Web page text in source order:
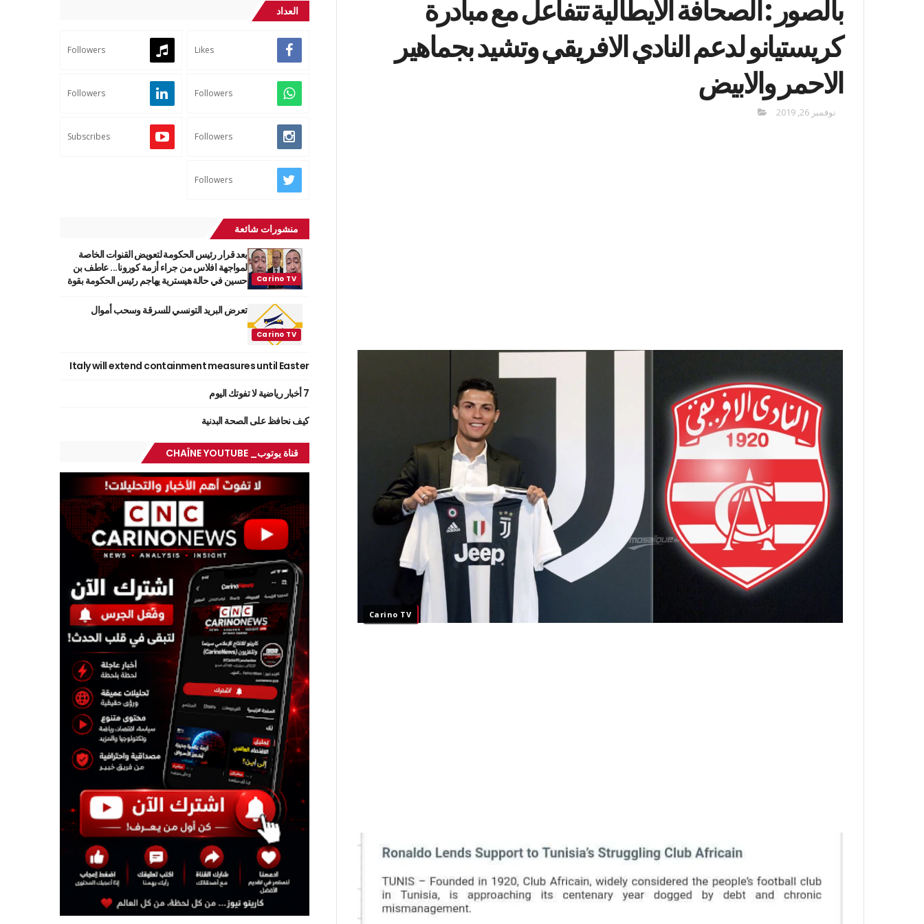
بالصور : الصحافة الايطالية تتفاعل مع مبادرة
كريستيانو لدعم النادي الافريقي وتشيد بجماهير
الاحمر والابيض
نوفمبر 26, 2019
Carino TV
العداد
Likes
Followers
Followers
Followers
Followers
Subscribes
Followers
منشورات شائعة
بعد قرار رئيس الحكومة لتعويض القنوات الخاصة
لمواجهة افلاس من جراء أزمة كورونا... عاطف بن
حسين في حالة هيسترية يهاجم رئيس الحكومة بقوة
تعرض البريد التونسي للسرقة وسحب أموال
Italy will extend containment measures until Easter
7 أخبار رياضية لا تفوتك اليوم
كيف نحافظ على الصحة البدنية
قناة يوتوب_ CHAÎNE YOUTUBE